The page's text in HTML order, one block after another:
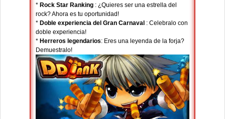
* Rock Star Ranking : ¿Quieres ser una estrella del
rock? Ahora es tu oportunidad!
* Doble experiencia del Gran Carnaval : Celebralo con
doble experiencia!
* Herreros legendarios: Eres una leyenda de la forja?
Demuestralo!